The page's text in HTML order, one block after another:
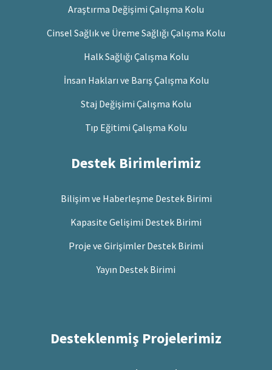
Araştırma Değişimi Çalışma Kolu
Cinsel Sağlık ve Üreme Sağlığı Çalışma Kolu
Halk Sağlığı Çalışma Kolu
İnsan Hakları ve Barış Çalışma Kolu
Staj Değişimi Çalışma Kolu
Tıp Eğitimi Çalışma Kolu
Destek Birimlerimiz
Bilişim ve Haberleşme Destek Birimi
Kapasite Gelişimi Destek Birimi
Proje ve Girişimler Destek Birimi
Yayın Destek Birimi
Desteklenmiş Projelerimiz